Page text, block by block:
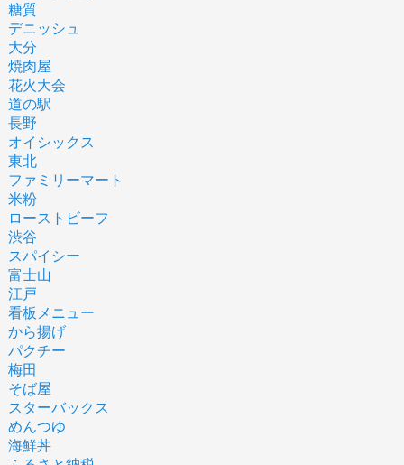
糖質
デニッシュ
大分
焼肉屋
花火大会
道の駅
長野
オイシックス
東北
ファミリーマート
米粉
ローストビーフ
渋谷
スパイシー
富士山
江戸
看板メニュー
から揚げ
パクチー
梅田
そば屋
スターバックス
めんつゆ
海鮮丼